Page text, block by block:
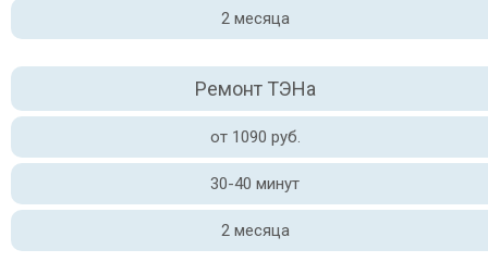
2 месяца
Ремонт ТЭНа
от 1090 руб.
30-40 минут
2 месяца